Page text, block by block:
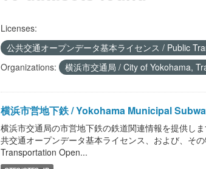
Licenses:
公共交通オープンデータ基本ライセンス / Public
Organizations:
横浜市交通局 / City of Yokohama,
横浜市営地下鉄 / Yokohama Municipal
横浜市交通局の市営地下鉄の鉄道関連情報を提供し
共交通オープンデータ基本ライセンス、および、そ
Transportation Open...